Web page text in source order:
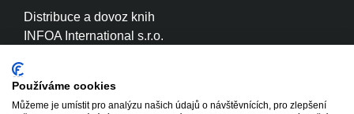
Distribuce a dovoz knih
INFOA International s.r.o.
IČ: 26870886
Používáme cookies
Můžeme je umístit pro analýzu našich údajů o návštěvnících, pro zlepšení